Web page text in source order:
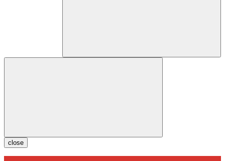
close